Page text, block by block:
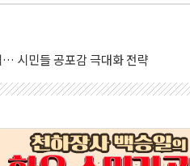
적 보고 기업 상승세 뚜렷
홀로 상한가…마진 잔액은 사상 최고
은 차입이 더 큰 변수"
비교해야"
민 봉사